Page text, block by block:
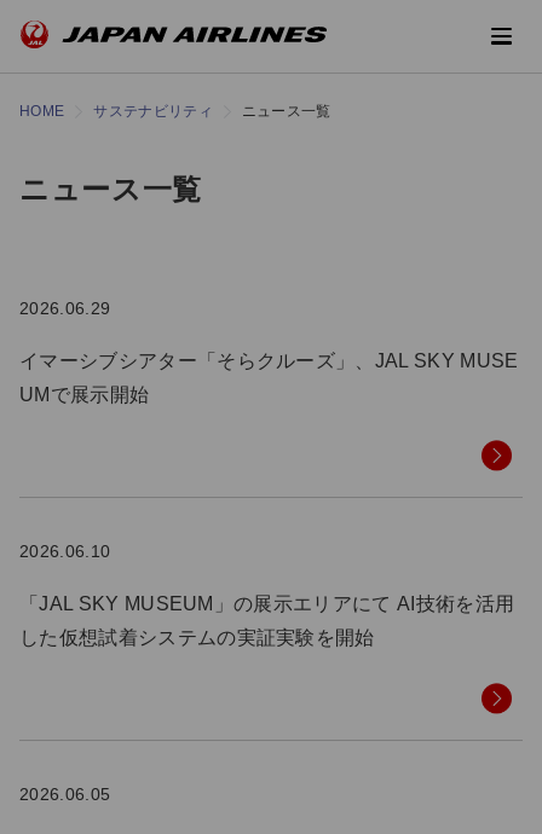
HOME サステナビリティ ニュース一覧
ニュース一覧
2026.06.29
イマーシブシアター「そらクルーズ」、JAL SKY MUSE
UMで展示開始
2026.06.10
「JAL SKY MUSEUM」の展示エリアにて AI技術を活用
した仮想試着システムの実証実験を開始
2026.06.05